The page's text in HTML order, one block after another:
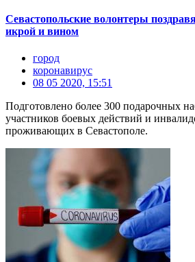
Севастопольские волонтеры
икрой и вином
город
коронавирус
08 05 2020, 15:51
Подготовлено более 300 подарочных
участников боевых действий и
проживающих в Севастополе.